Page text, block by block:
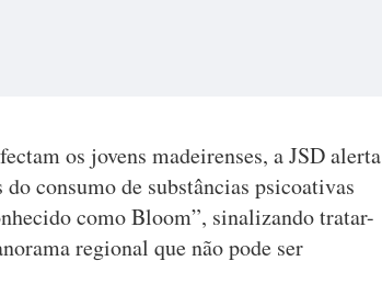
os jovens madeirenses, a JSD alerta
consumo de substâncias psicoativas
como Bloom”, sinalizando tratar-
regional que não pode ser